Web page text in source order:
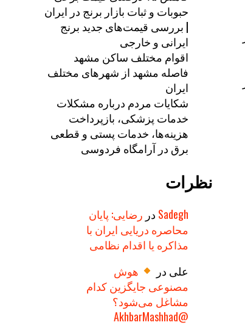
حبوبات و ثبات بازار برنج در ایران
| بررسی قیمت‌های جدید برنج
ایرانی و خارجی
اقوام مختلف ساکن مشهد
فاصله مشهد از شهرهای مختلف
ایران
شکایات مردم درباره مشکلات
خدمات پزشکی، بازپرداخت
هزینه‌ها، خدمات پستی و قطعی
برق در آرامگاه فردوسی
نظرات
Sadegh در رضایی: پایان
محاصره دریایی ایران با
مذاکره یا اقدام نظامی
علی در
هوش
مصنوعی جایگزین کدام
مشاغل می‌شود؟
@AkhbarMashhad